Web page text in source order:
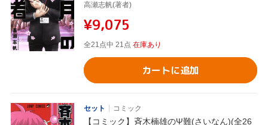
高瀬志帆(著者)
¥9,075
全21点中 21点 在庫あり
カートに追加
セット コミック
【コミック】斉木楠雄のΨ難(さいなん)(全26